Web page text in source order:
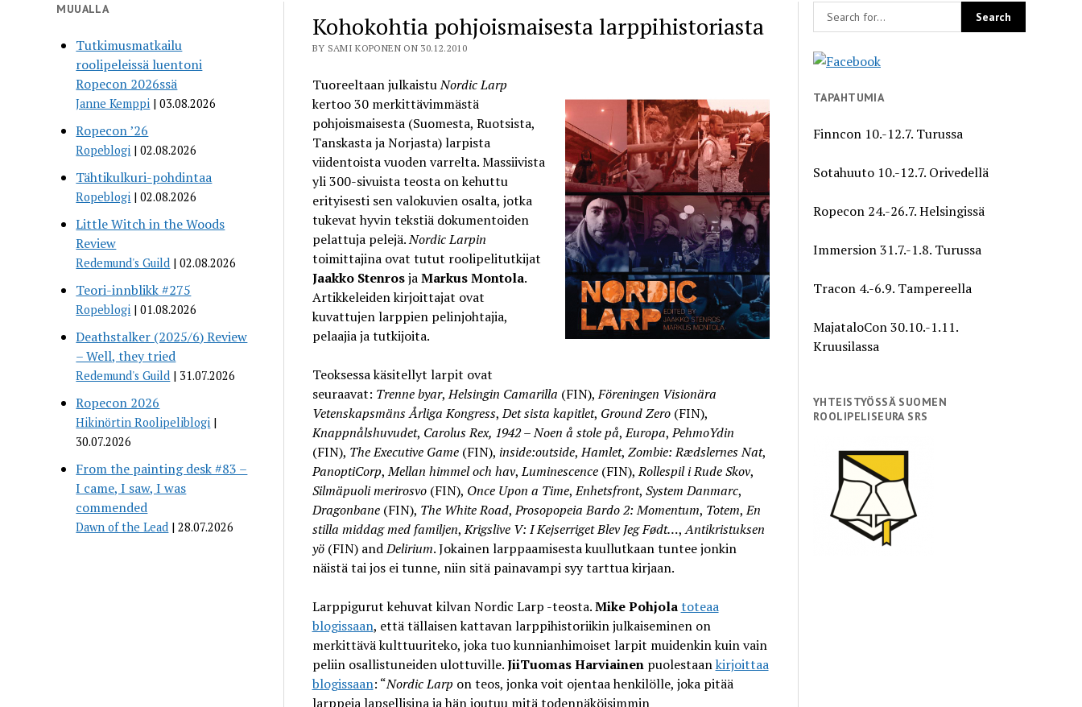
MUUALLA
Tutkimusmatkailu
roolipeleissä luentoni
Ropecon 2026ssä
Janne Kemppi 03.08.2026
Ropecon ’26
Ropeblogi 02.08.2026
Tähtikulkuri-pohdintaa
Ropeblogi 02.08.2026
Little Witch in the Woods
Review
Redemund's Guild 02.08.2026
Teori-innblikk #275
Ropeblogi 01.08.2026
Deathstalker (2025/6) Review
– Well, they tried
Redemund's Guild 31.07.2026
Ropecon 2026
Hikinörtin Roolipeliblogi
30.07.2026
From the painting desk #83 –
I came, I saw, I was
commended
Dawn of the Lead 28.07.2026
Kohokohtia pohjoismaisesta larppihistoriasta
BY SAMI KOPONEN ON 30.12.2010
Tuoreeltaan julkaistuNordic Larp
kertoo 30 merkittävimmästä
pohjoismaisesta (Suomesta, Ruotsista,
Tanskasta ja Norjasta) larpista
viidentoista vuoden varrelta. Massiivista
yli 300-sivuista teosta on kehuttu
erityisesti sen valokuvien osalta, jotka
tukevat hyvin tekstiä dokumentoiden
pelattuja pelejä.Nordic Larpin
toimittajina ovat tutut roolipelitutkijat
Jaakko StenrosjaMarkus Montola.
Artikkeleiden kirjoittajat ovat
kuvattujen larppien pelinjohtajia,
pelaajia ja tutkijoita.
Teoksessa käsitellyt larpit ovat
seuraavat: Trenne byar,Helsingin Camarilla (FIN),Föreningen Visionära
Vetenskapsmäns Årliga Kongress,Det sista kapitlet, Ground Zero(FIN),
Knappnålshuvudet, Carolus Rex, 1942 – Noen å stole på,Europa,PehmoYdin
(FIN), The Executive Game(FIN), inside:outside,Hamlet, Zombie: Rædslernes Nat,
PanoptiCorp,Mellan himmel och hav,Luminescence(FIN),Rollespil i Rude Skov,
Silmäpuoli merirosvo(FIN), Once Upon a Time,Enhetsfront, System Danmarc,
Dragonbane(FIN), The White Road,Prosopopeia Bardo 2: Momentum, Totem,En
stilla middag med familjen,Krigslive V: I Kejserriget Blev Jeg Født…,Antikristuksen
yö(FIN) andDelirium. Jokainen larppaamisesta kuullutkaan tuntee jonkin
näistä tai jos ei tunne, niin sitä painavampi syy tarttua kirjaan.
Larppigurut kehuvat kilvan Nordic Larp -teosta.Mike Pohjola toteaa
blogissaan, että tällaisen kattavan larppihistoriikin julkaiseminen on
merkittävä kulttuuriteko, joka tuo kunnianhimoiset larpit muidenkin kuin vain
peliin osallistuneiden ulottuville.JiiTuomas Harviainenpuolestaankirjoittaa
blogissaan: “Nordic Larp on teos, jonka voit ojentaa henkilölle, joka pitää
larppeja lapsellisina ja hän joutuu mitä todennäköisimmin
TAPAHTUMIA
Finncon 10.-12.7. Turussa
Sotahuuto 10.-12.7. Orivedellä
Ropecon 24.-26.7. Helsingissä
Immersion 31.7.-1.8. Turussa
Tracon 4.-6.9. Tampereella
MajataloCon 30.10.-1.11.
Kruusilassa
YHTEISTYÖSSÄ SUOMEN
ROOLIPELISEURA SRS